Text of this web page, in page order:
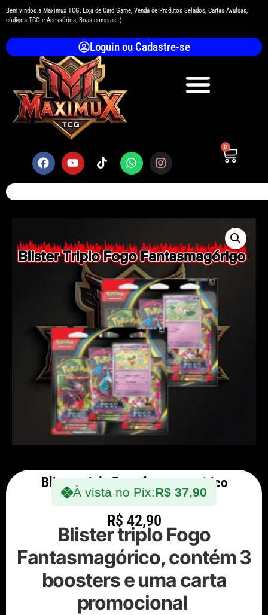
Bem vindos a Maximux TCG, Loja de Card Game, Venda de Produtos Selados, Cartas Avulsas,
códigos TCG e Acessórios, Boas compras :)
Loguin ou Cadastre-se
0
Blister triplo Fogo fantasmagórico
À vista no Pix:R$ 37,90
R$ 42,90
Blister triplo Fogo
Fantasmagórico, contém 3
boosters e uma carta
promocional